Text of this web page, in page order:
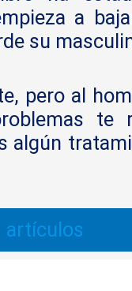
a
su
pero al
te
algún
artículos